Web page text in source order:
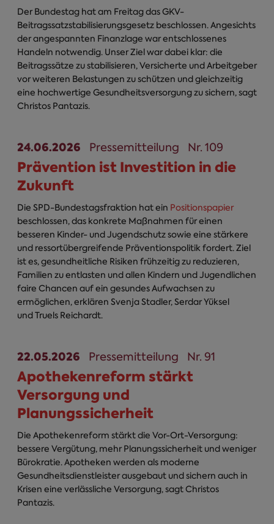
Der Bundestag hat am Freitag das GKV-
Beitragssatzstabilisierungsgesetz beschlossen. Angesichts
der angespannten Finanzlage war entschlossenes
Handeln notwendig. Unser Ziel war dabei klar: die
Beitragssätze zu stabilisieren, Versicherte und Arbeitgeber
vor weiteren Belastungen zu schützen und gleichzeitig
eine hochwertige Gesundheitsversorgung zu sichern, sagt
Christos Pantazis.
24.06.2026 Pressemitteilung Nr. 109
Prävention ist Investition in die
Zukunft
Die SPD-Bundestagsfraktion hat ein Positionspapier
beschlossen, das konkrete Maßnahmen für einen
besseren Kinder- und Jugendschutz sowie eine stärkere
und ressortübergreifende Präventionspolitik fordert. Ziel
ist es, gesundheitliche Risiken frühzeitig zu reduzieren,
Familien zu entlasten und allen Kindern und Jugendlichen
faire Chancen auf ein gesundes Aufwachsen zu
ermöglichen, erklären Svenja Stadler, Serdar Yüksel
und Truels Reichardt.
22.05.2026 Pressemitteilung Nr. 91
Apothekenreform stärkt
Versorgung und
Planungssicherheit
Die Apothekenreform stärkt die Vor-Ort-Versorgung:
bessere Vergütung, mehr Planungssicherheit und weniger
Bürokratie. Apotheken werden als moderne
Gesundheitsdienstleister ausgebaut und sichern auch in
Krisen eine verlässliche Versorgung, sagt Christos
Pantazis.